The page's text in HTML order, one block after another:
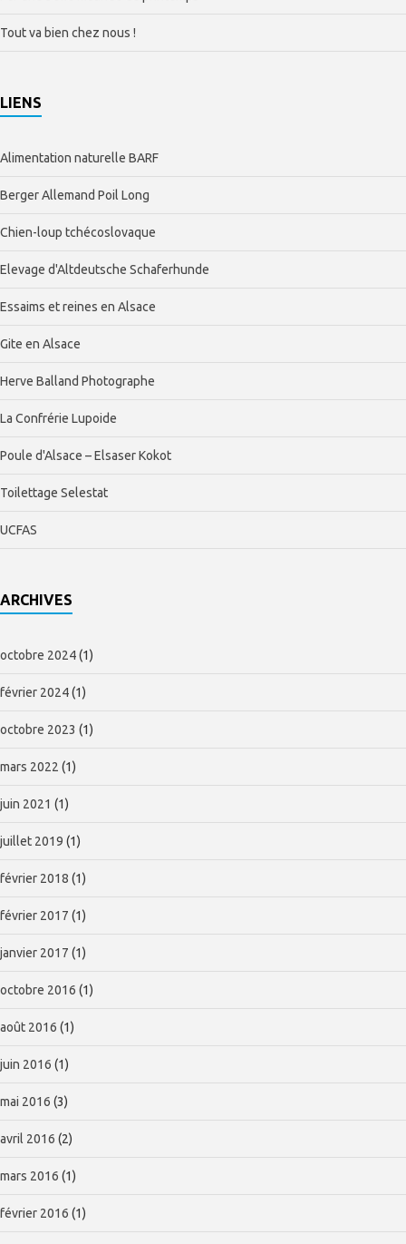
Tout va bien chez nous !
LIENS
Alimentation naturelle BARF
Berger Allemand Poil Long
Chien-loup tchécoslovaque
Elevage d'Altdeutsche Schaferhunde
Essaims et reines en Alsace
Gite en Alsace
Herve Balland Photographe
La Confrérie Lupoide
Poule d'Alsace – Elsaser Kokot
Toilettage Selestat
UCFAS
ARCHIVES
octobre 2024(1)
février 2024(1)
octobre 2023 (1)
mars 2022 (1)
juin 2021 (1)
juillet 2019 (1)
février 2018 (1)
février 2017 (1)
janvier 2017 (1)
octobre 2016 (1)
août 2016 (1)
juin 2016 (1)
mai 2016 (3)
avril 2016 (2)
mars 2016 (1)
février 2016 (1)